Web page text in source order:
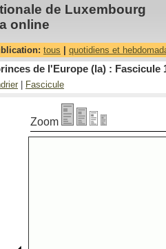
de Luxembourg
online
tous quotidiens et
de l'Europe (la) : Fascicule
Fascicule
Zoom